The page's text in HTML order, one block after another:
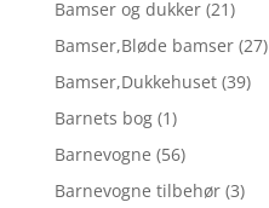
Bamser og dukker (21)
Bamser,Bløde bamser (27)
Bamser,Dukkehuset (39)
Barnets bog (1)
Barnevogne (56)
Barnevogne tilbehør (3)